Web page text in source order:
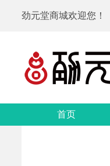
劲元堂商城欢迎您！
首页